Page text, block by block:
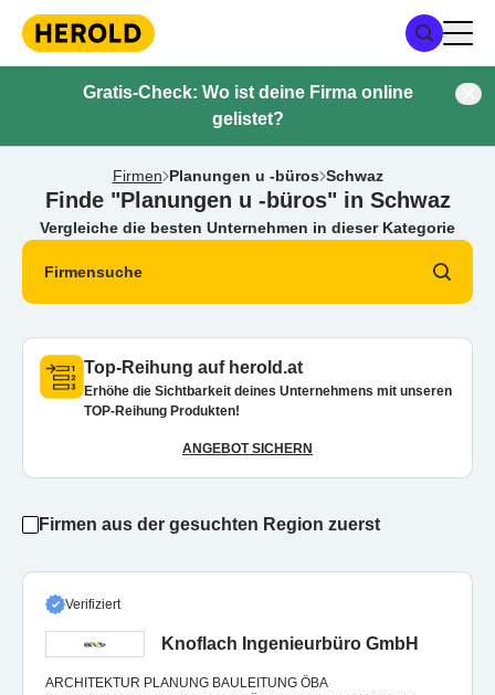
Gratis-Check: Wo ist deine Firma online
gelistet?
Firmen Planungen u -büros Schwaz
Finde "Planungen u -büros" in Schwaz
Vergleiche die besten Unternehmen in dieser Kategorie
Firmensuche
Top-Reihung auf herold.at
Erhöhe die Sichtbarkeit deines Unternehmens mit unseren
TOP-Reihung Produkten!
ANGEBOT SICHERN
Firmen aus der gesuchten Region zuerst
Verifiziert
Knoflach Ingenieurbüro GmbH
ARCHITEKTUR PLANUNG BAULEITUNG ÖBA